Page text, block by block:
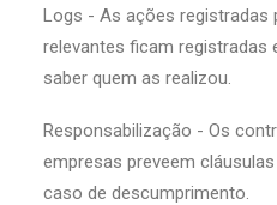
Logs - As ações registradas
relevantes ficam registradas
saber quem as realizou.
Responsabilização - Os
empresas preveem
caso de descumprimento.